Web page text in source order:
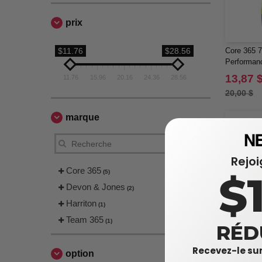
prix
$11.76 $28.56
15.96 24.36 28.56
marque
Core 365 (5)
Devon & Jones (2)
Harriton (1)
Team 365 (1)
option
Core 365
avec Poche
13,87
20,00 $
Recevez-le